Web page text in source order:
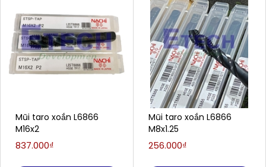
Mũi taro xoắn L6866
M16x2
837.000₫
Mũi taro xoắn L6866
M8x1.25
256.000₫